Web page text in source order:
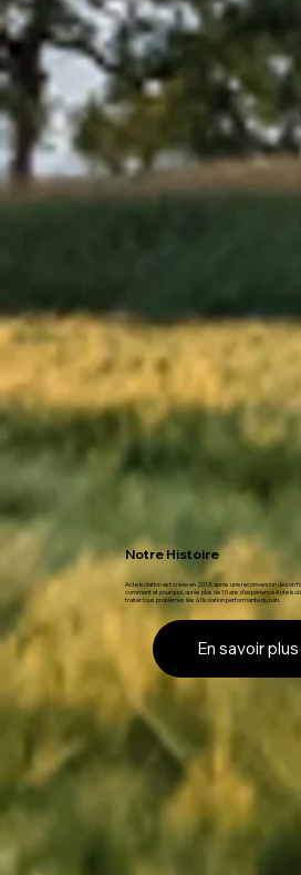
Notre Histoire
Acte Isolation est créée en 2013, après une reconversion de son
comment et pourquoi, après plus de 10 ans d'expérience Acte
traiter tous problèmes liés à l’isolation performante du bâti.
En savoir plus